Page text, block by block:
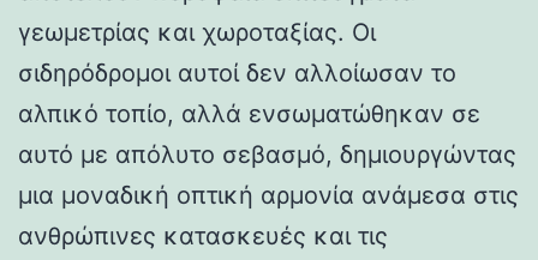
γεωμετρίας και χωροταξίας. Οι
σιδηρόδρομοι αυτοί δεν αλλοίωσαν το
αλπικό τοπίο, αλλά ενσωματώθηκαν σε
αυτό με απόλυτο σεβασμό, δημιουργώντας
μια μοναδική οπτική αρμονία ανάμεσα στις
ανθρώπινες κατασκευές και τις